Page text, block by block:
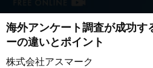
海外アンケート調査が成功す
ーの違いとポイント
株式会社アスマーク